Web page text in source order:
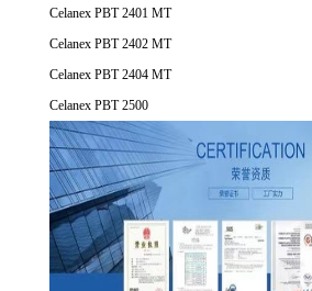
Celanex PBT 2401 MT
Celanex PBT 2402 MT
Celanex PBT 2404 MT
Celanex PBT 2500